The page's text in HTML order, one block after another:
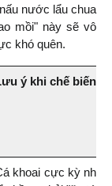
nước lẩu chua
mồi" này sẽ vô
khó quên.
ý khi chế biến
khoai cực kỳ